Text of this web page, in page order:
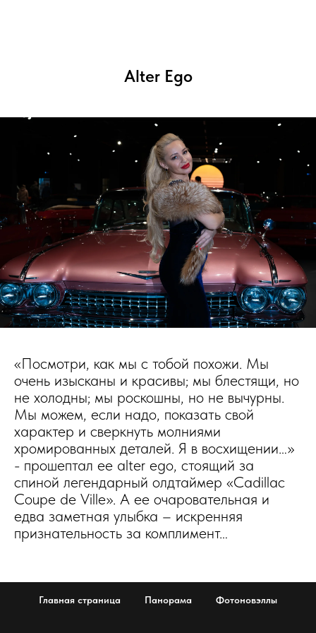
Alter Ego
«Посмотри, как мы с тобой похожи. Мы
очень изысканы и красивы; мы блестящи, но
не холодны; мы роскошны, но не вычурны.
Мы можем, если надо, показать свой
характер и сверкнуть молниями
хромированных деталей. Я в восхищении…»
- прошептал ее alter ego, стоящий за
спиной легендарный олдтаймер «Cadillac
Coupe de Ville». А ее очаровательная и
едва заметная улыбка – искренняя
признательность за комплимент…
Главная страница Панорама Фотоновэллы